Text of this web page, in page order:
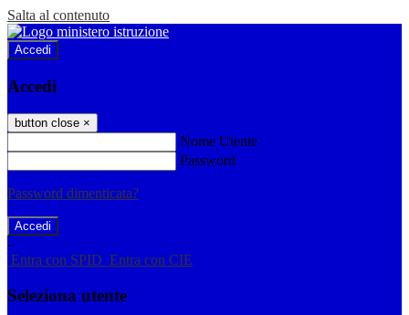
Salta al contenuto
Accedi
Accedi
button close ×
Nome Utente
Password
Password dimenticata?
-
Entra con SPID Entra con CIE
Seleziona utente